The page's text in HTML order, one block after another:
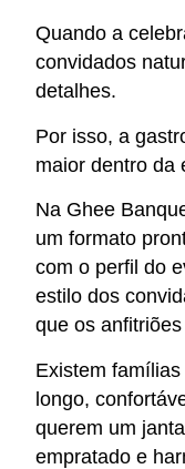
Quando a
convidados
detalhes.
Por isso, a
maior dentro da
Na Ghee
um formato
com o perfil do
estilo dos
que os
Existem
longo,
querem um
empratado e